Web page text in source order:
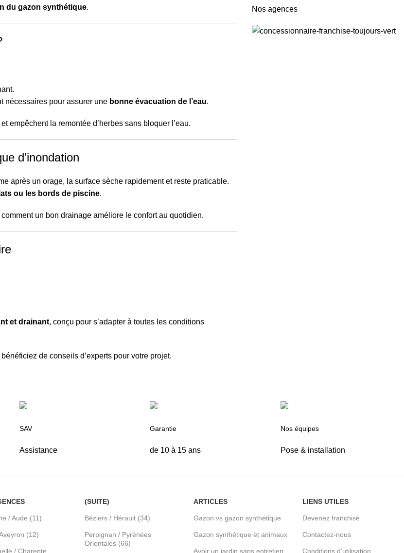
du gazon synthétique.
nécessaires pour assurer une bonne évacuation de l’eau.
empêchent la remontée d’herbes sans bloquer l’eau.
d’inondation
après un orage, la surface sèche rapidement et reste praticable.
ou les bords de piscine.
un bon drainage améliore le confort au quotidien.
et drainant, conçu pour s’adapter à toutes les conditions
bénéficiez de conseils d’experts pour votre projet.
Nos agences
SAV
Assistance
Garantie
de 10 à 15 ans
Nos équipes
Pose & installation
/ Aude (11)
(12)
/ Charente
(SUITE)
Béziers / Hérault (34)
Perpignan / Pyrénées
Orientales (66)
ARTICLES
Gazon vs gazon synthétique
Gazon synthétique et animaux
Avoir un jardin sans entretien
LIENS UTILES
Devenez franchisé
Contactez-nous
Conditions d’utilisation